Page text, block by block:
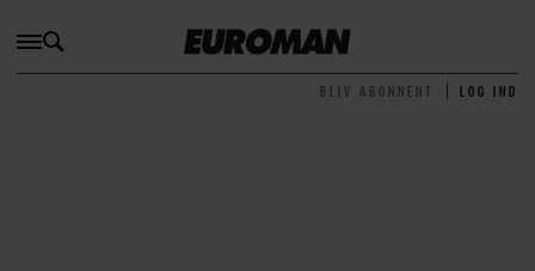
BLIV ABONNENT LOG IND